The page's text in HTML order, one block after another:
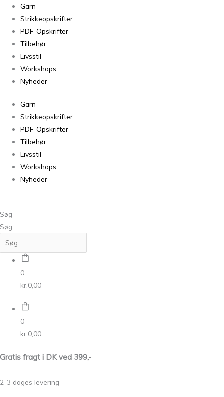
Garn
Strikkeopskrifter
PDF-Opskrifter
Tilbehør
Livsstil
Workshops
Nyheder
Garn
Strikkeopskrifter
PDF-Opskrifter
Tilbehør
Livsstil
Workshops
Nyheder
Søg
Søg
0
kr. 0,00
0
kr. 0,00
Gratis fragt i DK ved 399,-
2-3 dages levering